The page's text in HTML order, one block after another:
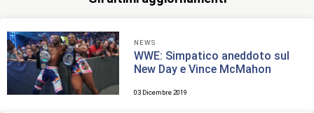
NEWS
WWE: Simpatico aneddoto sul
New Day e Vince McMahon
03 Dicembre 2019